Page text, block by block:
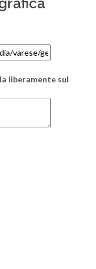
liberamente sul